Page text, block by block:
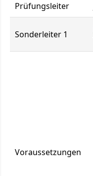
Prüfungsleiter
Sonderleiter 1
Voraussetzungen